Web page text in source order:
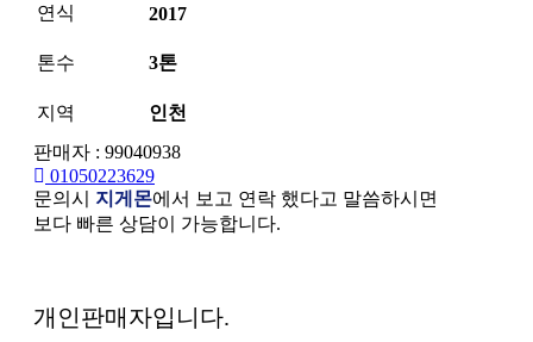
연식 2017
톤수 3톤
지역
인천
판매자 : 99040938
01050223629
문의시 지게몬에서 보고 연락 했다고 말씀하시면
보다 빠른 상담이 가능합니다.
본문
개인판매자입니다.